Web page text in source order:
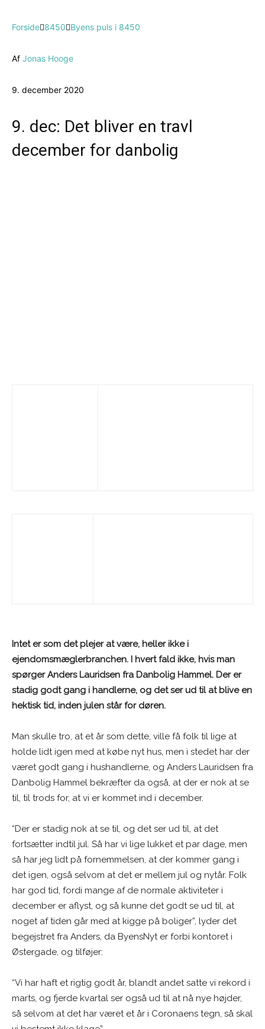
Forside 8450 Byens puls i 8450
Af Jonas Hooge
9. december 2020
9. dec: Det bliver en travl
december for danbolig
Intet er som det plejer at være, heller ikke i
ejendomsmæglerbranchen. I hvert fald ikke, hvis man
spørger Anders Lauridsen fra Danbolig Hammel. Der er
stadig godt gang i handlerne, og det ser ud til at blive en
hektisk tid, inden julen står for døren.
Man skulle tro, at et år som dette, ville få folk til lige at
holde lidt igen med at købe nyt hus, men i stedet har der
været godt gang i hushandlerne, og Anders Lauridsen fra
Danbolig Hammel bekræfter da også, at der er nok at se
til, til trods for, at vi er kommet ind i december.
“Der er stadig nok at se til, og det ser ud til, at det
fortsætter indtil jul. Så har vi lige lukket et par dage, men
så har jeg lidt på fornemmelsen, at der kommer gang i
det igen, også selvom at det er mellem jul og nytår. Folk
har god tid, fordi mange af de normale aktiviteter i
december er aflyst, og så kunne det godt se ud til, at
noget af tiden går med at kigge på boliger”, lyder det
begejstret fra Anders, da ByensNyt er forbi kontoret i
Østergade, og tilføjer:
“Vi har haft et rigtig godt år, blandt andet satte vi rekord i
marts, og fjerde kvartal ser også ud til at nå nye højder,
så selvom at det har været et år i Coronaens tegn, så skal